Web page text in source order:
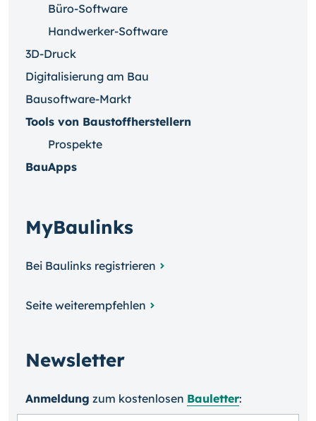
Büro-Software
Handwerker-Software
3D-Druck
Digitalisierung am Bau
Bausoftware-Markt
Tools von Baustoffherstellern
Prospekte
BauApps
MyBaulinks
Bei Baulinks registrieren
Seite weiterempfehlen
Newsletter
Anmeldung zum kosten­losen Bauletter: